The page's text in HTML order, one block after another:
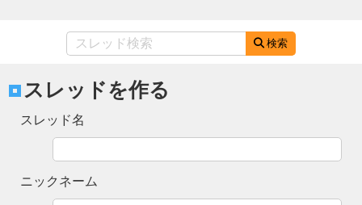
検索
スレッドを作る
スレッド名
ニックネーム